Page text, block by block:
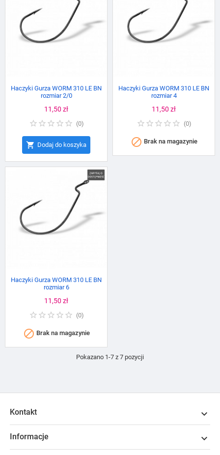
Haczyki Gurza WORM 310 LE BN
rozmiar 2/0
Cena
11,50 zł
(0)
 Dodaj do koszyka
Haczyki Gurza WORM 310 LE BN
rozmiar 4
Cena
11,50 zł
(0)
 Brak na magazynie
Haczyki Gurza WORM 310 LE BN
rozmiar 6
Cena
11,50 zł
(0)
 Brak na magazynie
Pokazano 1-7 z 7 pozycji
Kontakt 
Informacje 